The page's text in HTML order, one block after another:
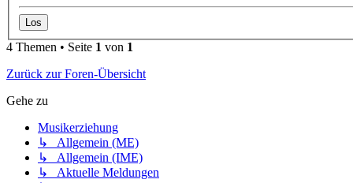
4 Themen • Seite 1 von 1
Zurück zur Foren-Übersicht
Gehe zu
Musikerziehung
↳ Allgemein (ME)
↳ Allgemein (IME)
↳ Aktuelle Meldungen